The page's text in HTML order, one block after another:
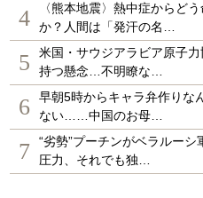
4
〈熊本地震〉熱中症からど
か？人間は「発汗の名…
5
米国・サウジアラビア原子
持つ懸念…不明瞭な…
6
早朝5時からキャラ弁作りな
ない……中国のお母…
7
“劣勢”プーチンがベラルーシ
圧力、それでも独…